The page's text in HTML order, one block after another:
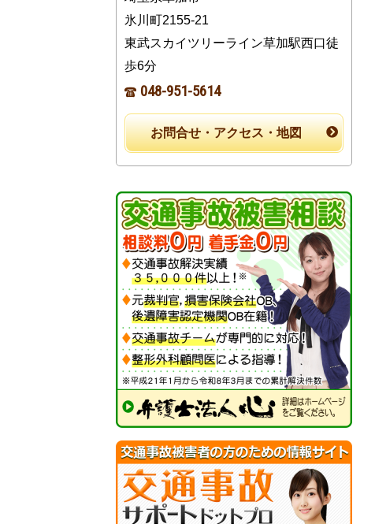
氷川町2155-21
東武スカイツリーライン草加駅西口徒
歩6分
048-951-5614
お問合せ・アクセス・地図